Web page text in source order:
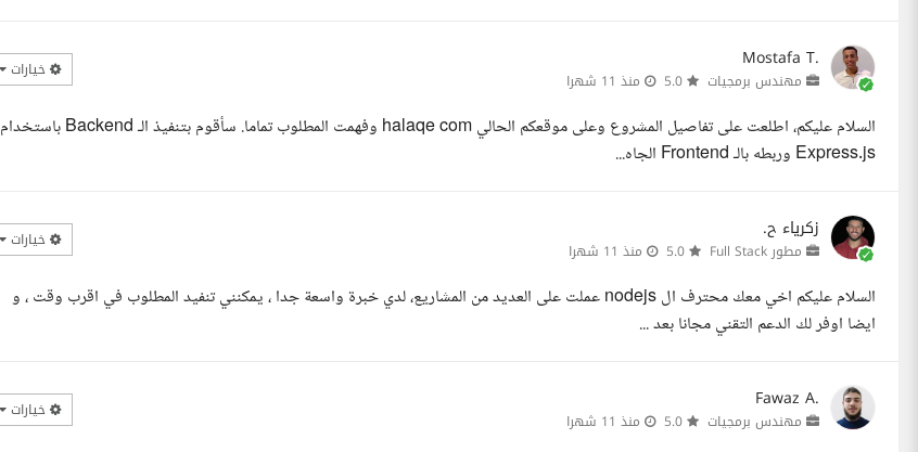
Mostafa T.
مهندس برمجيات منذ 11 شهرا خيارات
السلام عليكم، اطلعت على تفاصيل المشروع وعلى موقعكم الحالي halaqe com وفهمت المطلوب تماما. سأقوم بتنفيذ الـ Backend باستخدام
Express.js وربطه بالـ Frontend الجاه...
زكرياء ح.
مطور Full Stack منذ 11 شهرا خيارات
السلام عليكم اخي معك محترف ال nodejs عملت على العديد من المشاريع، لدي خبرة واسعة جدا ، يمكنني تنفيد المطلوب في اقرب وقت ، و
ايضا اوفر لك الدعم التقني مجانا بعد ...
Fawaz A.
مهندس برمجيات منذ 11 شهرا خيارات